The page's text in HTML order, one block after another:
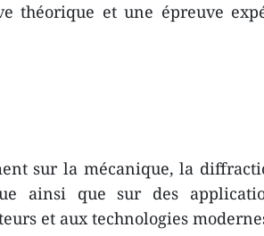
théorique et une épreuve
sur la mécanique, la
ainsi que sur des
et aux technologies